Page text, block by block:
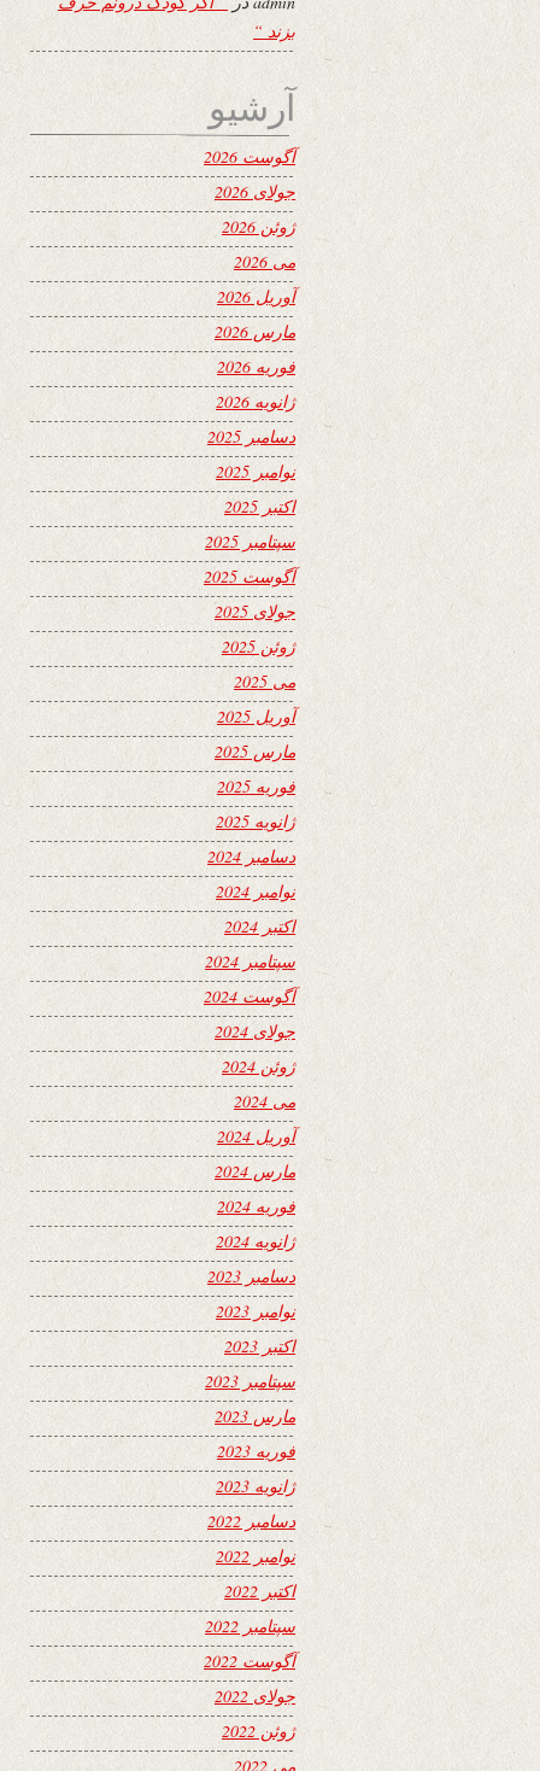
بزند “
آرشیو
آگوست 2026
جولای 2026
ژوئن 2026
می 2026
آوریل 2026
مارس 2026
فوریه 2026
ژانویه 2026
دسامبر 2025
نوامبر 2025
اکتبر 2025
سپتامبر 2025
آگوست 2025
جولای 2025
ژوئن 2025
می 2025
آوریل 2025
مارس 2025
فوریه 2025
ژانویه 2025
دسامبر 2024
نوامبر 2024
اکتبر 2024
سپتامبر 2024
آگوست 2024
جولای 2024
ژوئن 2024
می 2024
آوریل 2024
مارس 2024
فوریه 2024
ژانویه 2024
دسامبر 2023
نوامبر 2023
اکتبر 2023
سپتامبر 2023
مارس 2023
فوریه 2023
ژانویه 2023
دسامبر 2022
نوامبر 2022
اکتبر 2022
سپتامبر 2022
آگوست 2022
جولای 2022
ژوئن 2022
می 2022